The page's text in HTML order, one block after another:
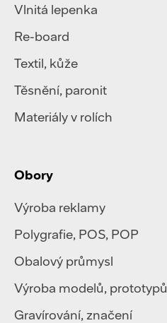
Vlnitá lepenka
Re-board
Textil, kůže
Těsnění, paronit
Materiály v rolích
Obory
Výroba reklamy
Polygrafie, POS, POP
Obalový průmysl
Výroba modelů, prototypů
Gravírování, značení